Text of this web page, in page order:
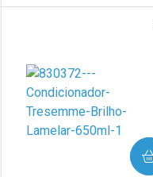
Laboratório
Por Menos
COMPRAR